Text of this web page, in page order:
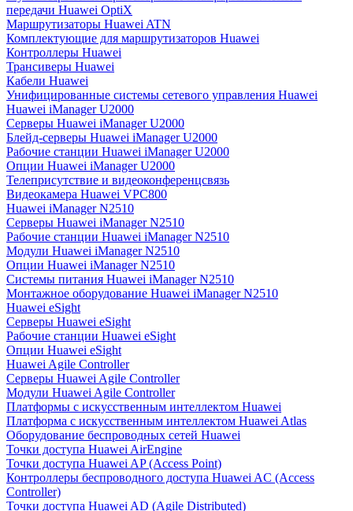
передачи Huawei OptiX
Маршрутизаторы Huawei ATN
Комплектующие для маршрутизаторов Huawei
Контроллеры Huawei
Трансиверы Huawei
Кабели Huawei
Унифицированные системы сетевого управления Huawei
Huawei iManager U2000
Серверы Huawei iManager U2000
Блейд-серверы Huawei iManager U2000
Рабочие станции Huawei iManager U2000
Опции Huawei iManager U2000
Телеприсутствие и видеоконференцсвязь
Видеокамера Huawei VPC800
Huawei iManager N2510
Серверы Huawei iManager N2510
Рабочие станции Huawei iManager N2510
Модули Huawei iManager N2510
Опции Huawei iManager N2510
Системы питания Huawei iManager N2510
Монтажное оборудование Huawei iManager N2510
Huawei eSight
Серверы Huawei eSight
Рабочие станции Huawei eSight
Опции Huawei eSight
Huawei Agile Controller
Серверы Huawei Agile Controller
Модули Huawei Agile Controller
Платформы с искусственным интеллектом Huawei
Платформа с искусственным интеллектом Huawei Atlas
Оборудование беспроводных сетей Huawei
Точки доступа Huawei AirEngine
Точки доступа Huawei AP (Access Point)
Контроллеры беспроводного доступа Huawei AC (Access
Controller)
Точки доступа Huawei AD (Agile Distributed)